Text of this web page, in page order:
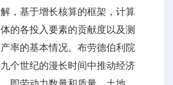
，基于增长核算的框架，计算
的各投入要素的贡献度以及测
率的基本情况。布劳德伯利院
个世纪的漫长时间中推动经济